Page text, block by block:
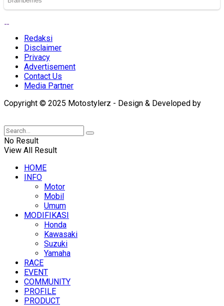
Redaksi
Disclaimer
Privacy
Advertisement
Contact Us
Media Partner
Copyright © 2025 Motostylerz - Design & Developed by
No Result
View All Result
HOME
INFO
Motor
Mobil
Umum
MODIFIKASI
Honda
Kawasaki
Suzuki
Yamaha
RACE
EVENT
COMMUNITY
PROFILE
PRODUCT